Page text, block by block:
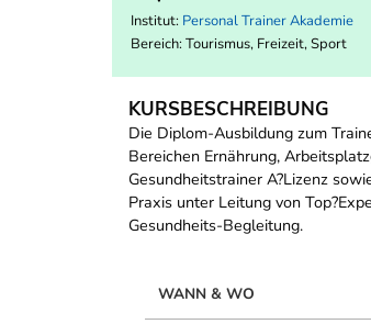
Institut: Personal Trainer Akademie
Bereich: Tourismus, Freizeit, Sport
KURSBESCHREIBUNG
Die Diplom-Ausbildung zum
Bereichen Ernährung,
Gesundheitstrainer A?Lizenz
Praxis unter Leitung von
Gesundheits-Begleitung.
WANN & WO